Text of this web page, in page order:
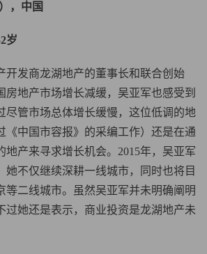
，中国
岁
开发商龙湖地产的董事长和联合创始
房地产市场增长减缓，吴亚军也感受到
尽管市场总体增长缓慢，这位低调的地
《中国市容报》的采编工作）还是在通
地产来寻求增长机会。2015年，吴亚军
她不仅继续深耕一线城市，同时也将目
等二线城市。虽然吴亚军并未明确阐明
过她还是表示，商业投资是龙湖地产未